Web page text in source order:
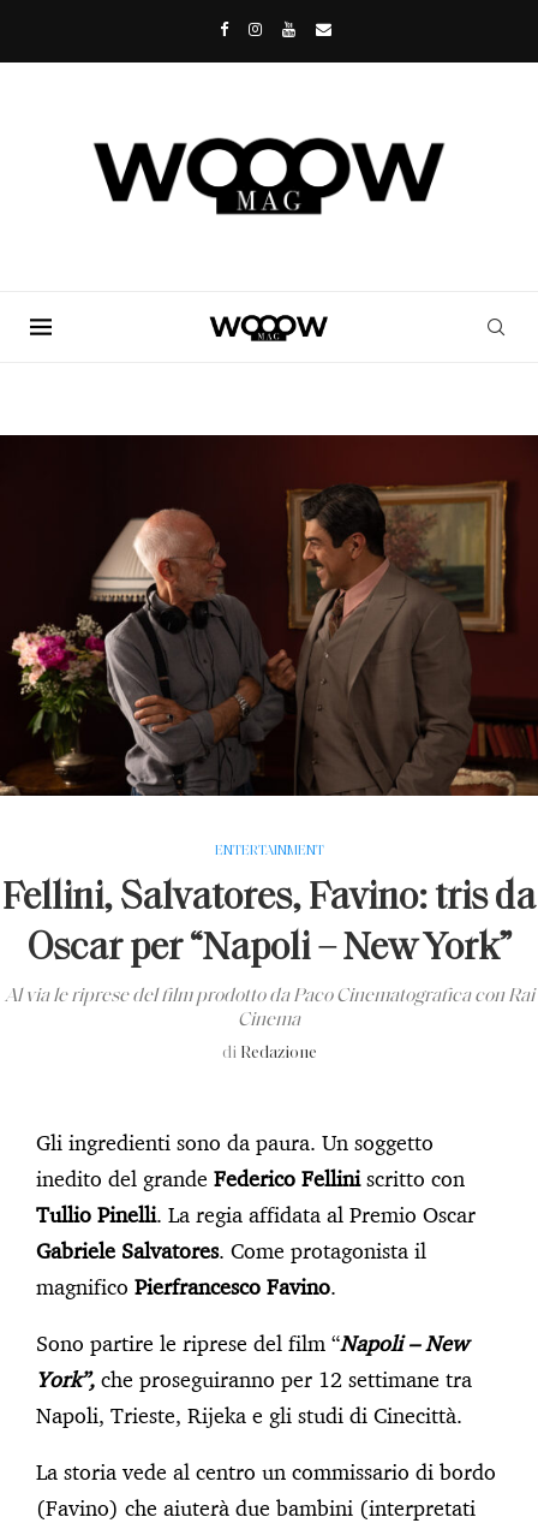
ENTERTAINMENT
Fellini, Salvatores, Favino: tris da
Oscar per “Napoli – New York”
Al via le riprese del film prodotto da Paco Cinematografica con Rai
Cinema
di Redazione
Gli ingredienti sono da paura. Un soggetto
inedito del grande Federico Felliniscritto con
Tullio Pinelli. La regia affidata al Premio Oscar
Gabriele Salvatores. Come protagonista il
magnifico Pierfrancesco Favino.
Sono partire le riprese del film “Napoli – New
York”, che proseguiranno per 12 settimane tra
Napoli, Trieste, Rijeka e gli studi di Cinecittà.
La storia vede al centro un commissario di bordo
(Favino) che aiuterà due bambini (interpretati